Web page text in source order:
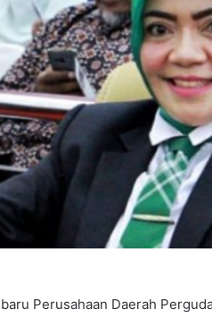
Perusahaan Daerah